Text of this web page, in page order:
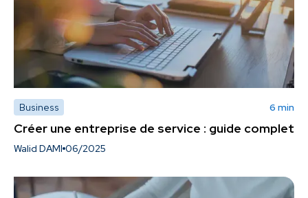
Business 6 min
Créer une entreprise de service : guide complet
Walid DAMI 06/2025